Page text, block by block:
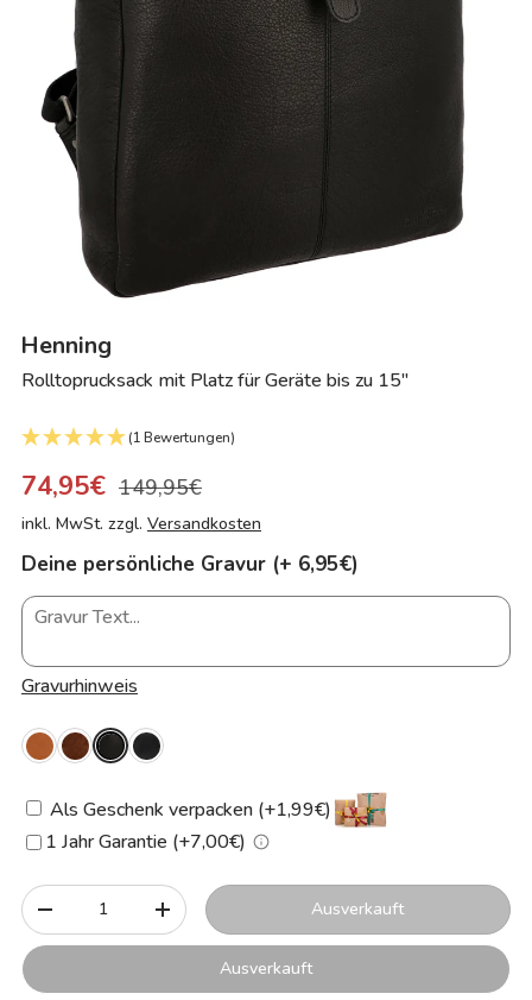
Henning
Rolltoprucksack mit Platz für Geräte bis zu 15"
(1 Bewertungen)
74,95€ 149,95€
inkl. MwSt. zzgl. Versandkosten
Deine persönliche Gravur (+ 6,95€)
Gravurhinweis
Als Geschenk verpacken (+1,99€)
1 Jahr Garantie (+7,00€)
Anzahl
-
+ Ausverkauft
Ausverkauft